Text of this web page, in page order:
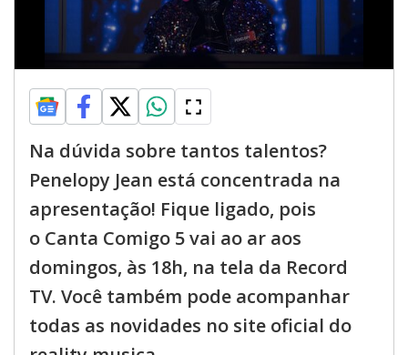
Na dúvida sobre tantos talentos?
Penelopy Jean está concentrada na
apresentação! Fique ligado, pois
o Canta Comigo 5 vai ao ar aos
domingos, às 18h, na tela da Record
TV. Você também pode acompanhar
todas as novidades no site oficial do